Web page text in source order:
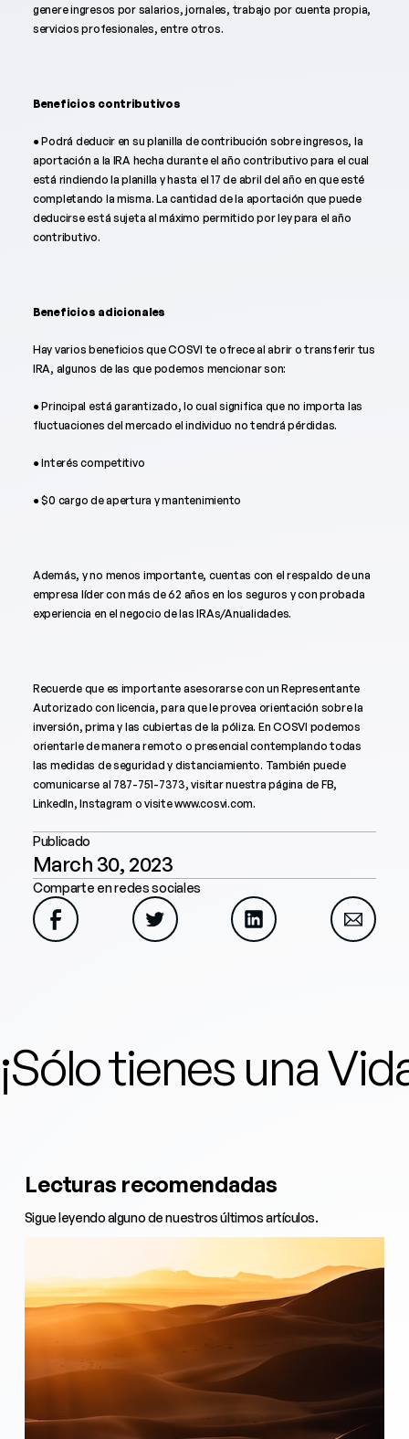
genere ingresos por salarios, jornales, trabajo por cuenta propia,
servicios profesionales, entre otros.
Beneficios contributivos
● Podrá deducir en su planilla de contribución sobre ingresos, la
aportación a la IRA hecha durante el año contributivo para el cual
está rindiendo la planilla y hasta el 17 de abril del año en que esté
completando la misma. La cantidad de la aportación que puede
deducirse está sujeta al máximo permitido por ley para el año
contributivo.
Beneficios adicionales
Hay varios beneficios que COSVI te ofrece al abrir o transferir tus
IRA, algunos de las que podemos mencionar son:
● Principal está garantizado, lo cual significa que no importa las
fluctuaciones del mercado el individuo no tendrá pérdidas.
● Interés competitivo
● $0 cargo de apertura y mantenimiento
Además, y no menos importante, cuentas con el respaldo de una
empresa líder con más de 62 años en los seguros y con probada
experiencia en el negocio de las IRAs/Anualidades.
Recuerde que es importante asesorarse con un Representante
Autorizado con licencia, para que le provea orientación sobre la
inversión, prima y las cubiertas de la póliza. En COSVI podemos
orientarle de manera remoto o presencial contemplando todas
las medidas de seguridad y distanciamiento. También puede
comunicarse al 787-751-7373, visitar nuestra página de FB,
LinkedIn, Instagram o visite www.cosvi.com.
Publicado
March 30, 2023
Comparte en redes sociales
¡Sólo tienes una
Lecturas recomendadas
Sigue leyendo alguno de nuestros últimos artículos.